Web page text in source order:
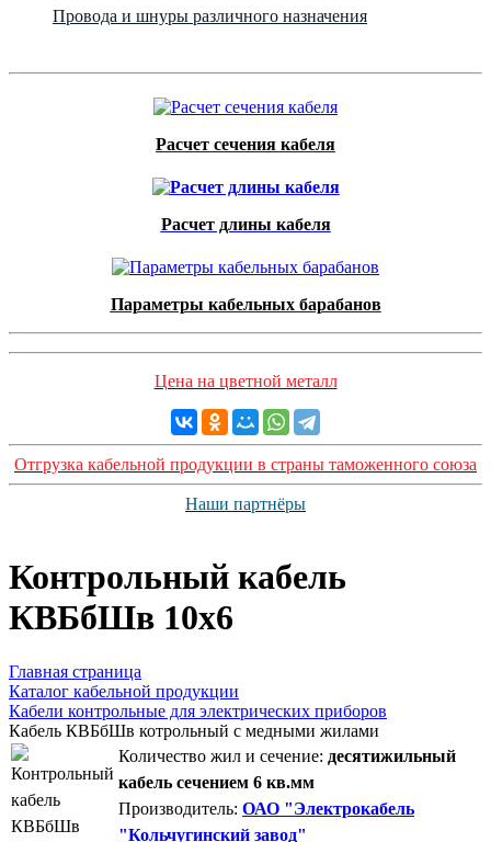
Провода и шнуры различного назначения
Расчет сечения кабеля
Расчет длины кабеля
Параметры кабельных барабанов
Цена на цветной металл
Отгрузка кабельной продукции в страны таможенного союза
Наши партнёры
Контрольный кабель
КВБбШв 10х6
Главная страница
Каталог кабельной продукции
Кабели контрольные для электрических приборов
Кабель КВБбШв котрольный с медными жилами
Количество жил и сечение: десятижильный
кабель сечением 6 кв.мм
Производитель: ОАО "Электрокабель
"Кольчугинский завод"